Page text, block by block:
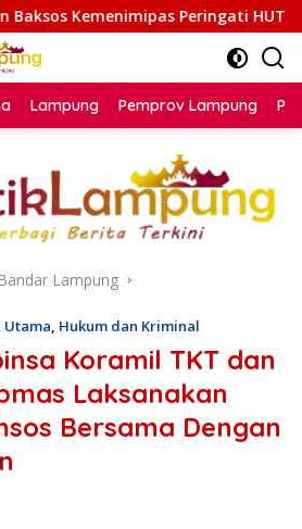
HUT ke-81 RI Melalui
Lampung Pemprov Lampung
Bandar Lampung
Utama, Hukum dan Kriminal
Koramil TKT dan
Laksanakan
Bersama Dengan